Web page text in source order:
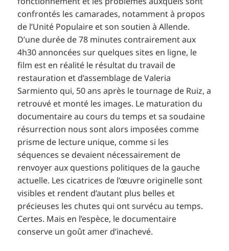
confrontés les camarades, notamment à propos
de l’Unité Populaire et son soutien à Allende.
D’une durée de 78 minutes contrairement aux
4h30 annoncées sur quelques sites en ligne, le
film est en réalité le résultat du travail de
restauration et d’assemblage de Valeria
Sarmiento qui, 50 ans après le tournage de Ruiz, a
retrouvé et monté les images. Le maturation du
documentaire au cours du temps et sa soudaine
résurrection nous sont alors imposées comme
prisme de lecture unique, comme si les
séquences se devaient nécessairement de
renvoyer aux questions politiques de la gauche
actuelle. Les cicatrices de l’œuvre originelle sont
visibles et rendent d’autant plus belles et
précieuses les chutes qui ont survécu au temps.
Certes. Mais en l’espèce, le documentaire
conserve un goût amer d’inachevé.